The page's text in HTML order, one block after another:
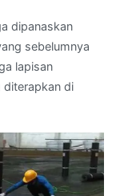
dipanaskan
sebelumnya
lapisan
diterapkan di